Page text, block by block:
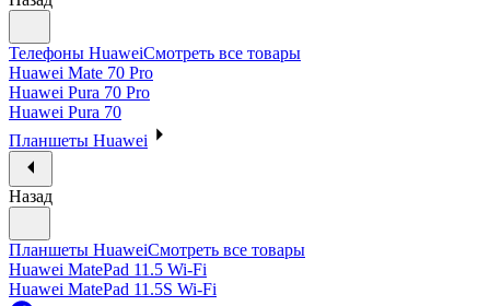
Телефоны HuaweiСмотреть все товары
Huawei Mate 70 Pro
Huawei Pura 70 Pro
Huawei Pura 70
Планшеты Huawei
Назад
Планшеты HuaweiСмотреть все товары
Huawei MatePad 11.5 Wi-Fi
Huawei MatePad 11.5S Wi-Fi